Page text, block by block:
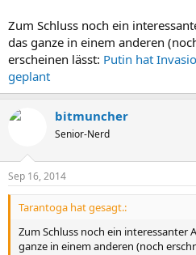
Zum Schluss noch ein
das ganze in einem anderen
erscheinen lässt: Putin hat
geplant
bitmuncher
Senior-Nerd
Sep 16, 2014
Tarantoga hat gesagt.:
Zum Schluss noch ein interessanter
ganze in einem anderen (noch